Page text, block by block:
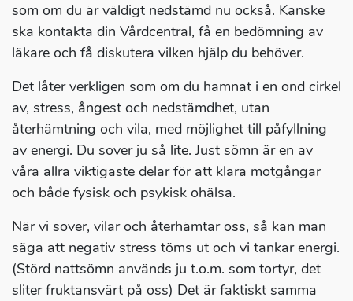
som om du är väldigt nedstämd nu också. Kanske
ska kontakta din Vårdcentral, få en bedömning av
läkare och få diskutera vilken hjälp du behöver.
Det låter verkligen som om du hamnat i en ond cirkel
av, stress, ångest och nedstämdhet, utan
återhämtning och vila, med möjlighet till påfyllning
av energi. Du sover ju så lite. Just sömn är en av
våra allra viktigaste delar för att klara motgångar
och både fysisk och psykisk ohälsa.
När vi sover, vilar och återhämtar oss, så kan man
säga att negativ stress töms ut och vi tankar energi.
(Störd nattsömn används ju t.o.m. som tortyr, det
sliter fruktansvärt på oss) Det är faktiskt samma